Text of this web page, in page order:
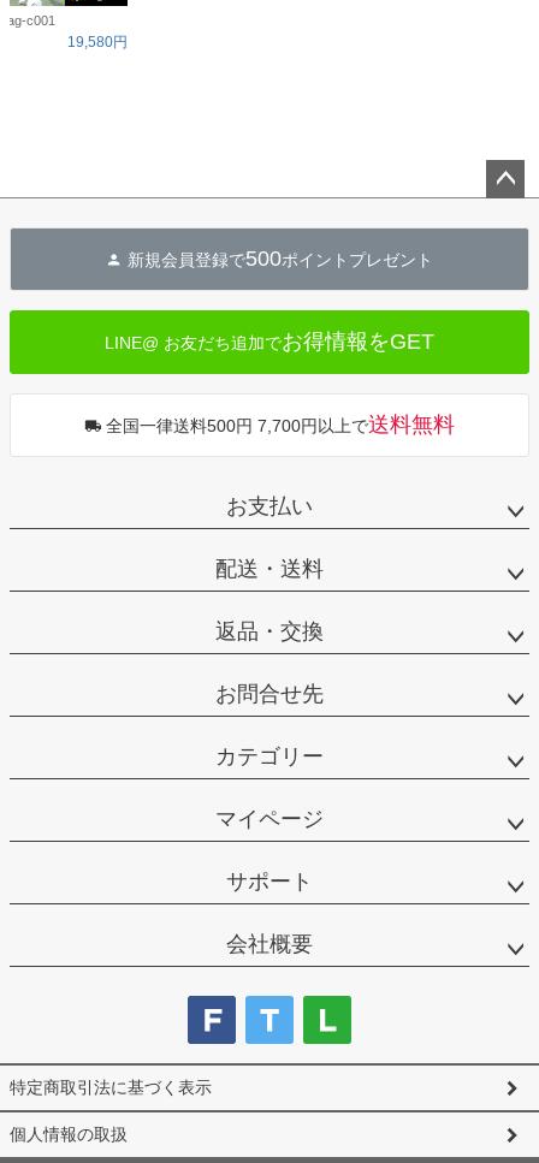
ag-c001
19,580円
へ
新規会員登録で500ポイントプレゼント
LINE@ お友だち追加でお得情報をGET
全国一律送料500円 7,700円以上で送料無料
お支払い
配送・送料
返品・交換
お問合せ先
カテゴリー
マイページ
サポート
会社概要
特定商取引法に基づく表示
個人情報の取扱